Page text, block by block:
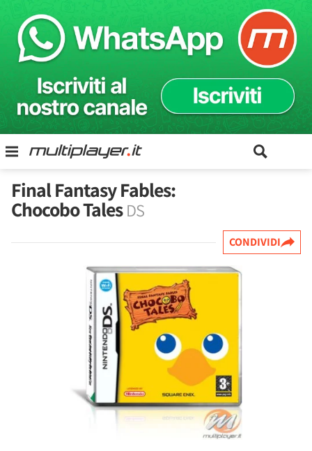
Final Fantasy Fables:
Chocobo TalesDS
CONDIVIDI